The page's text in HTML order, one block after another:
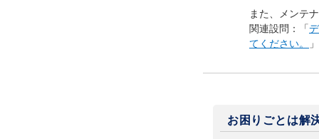
また、メンテ
関連設問：「
てください。
お困りごとは解